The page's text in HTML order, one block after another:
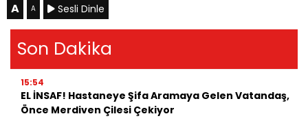
A A Sesli Dinle
Son Dakika
15:54
EL İNSAF! Hastaneye Şifa Aramaya Gelen Vatandaş,
Önce Merdiven Çilesi Çekiyor